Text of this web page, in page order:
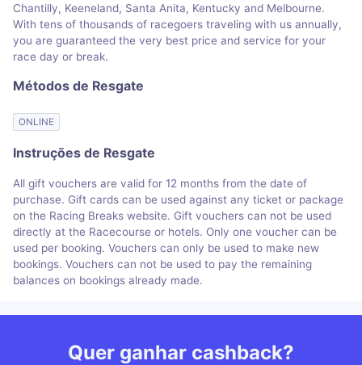
Chantilly, Keeneland, Santa Anita, Kentucky and Melbourne.
With tens of thousands of racegoers traveling with us annually,
you are guaranteed the very best price and service for your
race day or break.
Métodos de Resgate
ONLINE
Instruções de Resgate
All gift vouchers are valid for 12 months from the date of
purchase. Gift cards can be used against any ticket or package
on the Racing Breaks website. Gift vouchers can not be used
directly at the Racecourse or hotels. Only one voucher can be
used per booking. Vouchers can only be used to make new
bookings. Vouchers can not be used to pay the remaining
balances on bookings already made.
Quer ganhar cashback?